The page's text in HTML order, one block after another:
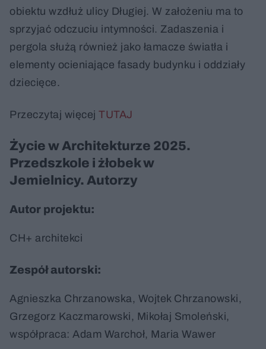
obiektu wzdłuż ulicy Długiej. W założeniu ma to
sprzyjać odczuciu intymności. Zadaszenia i
pergola służą również jako łamacze światła i
elementy ocieniające fasady budynku i oddziały
dziecięce.
Przeczytaj więcej TUTAJ
Życie w Architekturze 2025.
Przedszkole i żłobek w
Jemielnicy. Autorzy
Autor projektu:
CH+ architekci
Zespół autorski:
Agnieszka Chrzanowska, Wojtek Chrzanowski,
Grzegorz Kaczmarowski, Mikołaj Smoleński,
współpraca: Adam Warchoł, Maria Wawer